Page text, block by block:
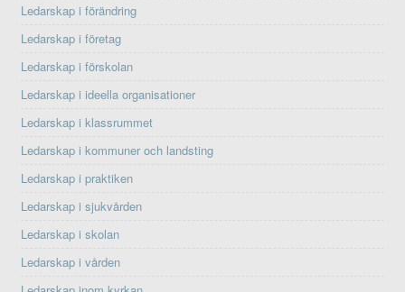
Ledarskap i förändring
Ledarskap i företag
Ledarskap i förskolan
Ledarskap i ideella organisationer
Ledarskap i klassrummet
Ledarskap i kommuner och landsting
Ledarskap i praktiken
Ledarskap i sjukvården
Ledarskap i skolan
Ledarskap i vården